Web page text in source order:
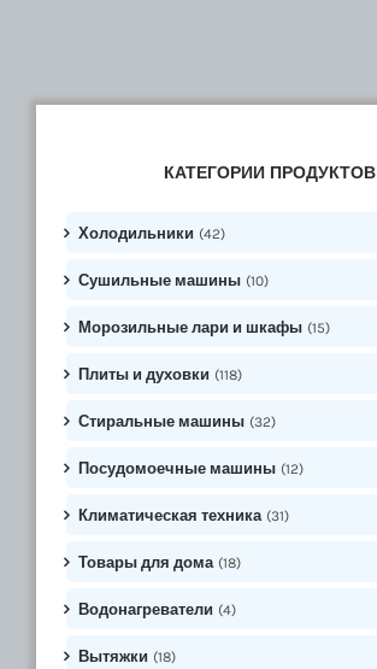
КАТЕГОРИИ ПРОДУКТОВ
Холодильники (42)
Сушильные машины (10)
Морозильные лари и шкафы (15)
Плиты и духовки (118)
Стиральные машины (32)
Посудомоечные машины (12)
Климатическая техника (31)
Товары для дома (18)
Водонагреватели (4)
Вытяжки (18)